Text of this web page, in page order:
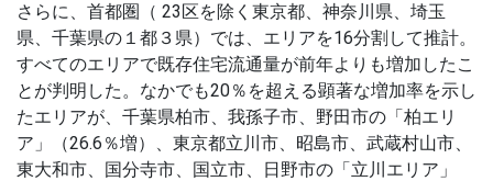
さらに、首都圏（ 23区を除く東京都、神奈川県、埼玉
県、千葉県の１都３県）では、エリアを16分割して推計。
すべてのエリアで既存住宅流通量が前年よりも増加したこ
とが判明した。なかでも20％を超える顕著な増加率を示し
たエリアが、千葉県柏市、我孫子市、野田市の「柏エリ
ア」（26.6％増）、東京都立川市、昭島市、武蔵村山市、
東大和市、国分寺市、国立市、日野市の「立川エリア」